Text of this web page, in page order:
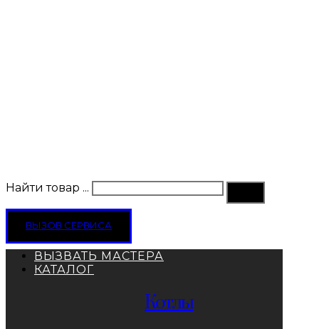
Найти товар ...
ВЫЗОВ СЕРВИСА
ВЫЗВАТЬ МАСТЕРА
КАТАЛОГ
Котлы